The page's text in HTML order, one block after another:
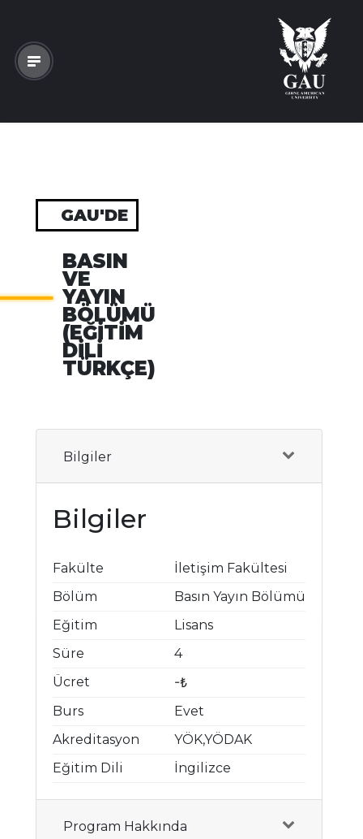
GAU'DE
BASIN
VE
YAYIN
BÖLÜMÜ
(EĞITIM
DILI
TÜRKÇE)
Bilgiler
Bilgiler
Fakülte
İletişim Fakültesi
Bölüm
Basın Yayın Bölümü
Eğitim
Lisans
Süre
4
Ücret
-₺
Burs
Evet
Akreditasyon
YÖK,YÖDAK
Eğitim Dili
İngilizce
Program Hakkında